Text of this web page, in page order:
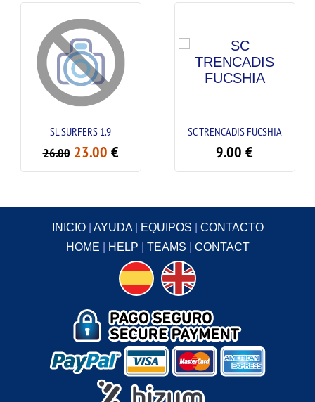
SL SURFERS 1.9
26.00 23.00€
SC TRENCADIS FUCSHIA
9.00€
INICIO| AYUDA| EQUIPOS
CONTACTO
HOME
HELP TEAMS CONTACT